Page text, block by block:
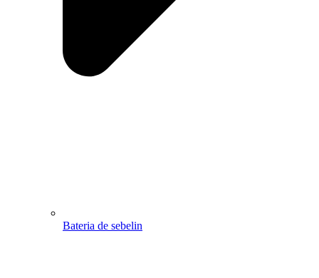
Bateria de sebelin